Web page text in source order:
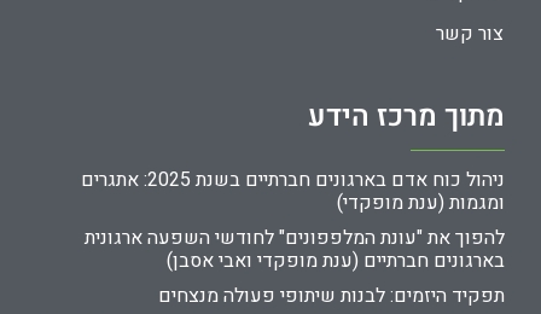
צור קשר
מתוך מרכז הידע
ניהול כוח אדם בארגונים חברתיים בשנת 2025: אתגרים
ומגמות (ענת מופקדי)
להפוך את "עונת המלפפונים" לחודשי השפעה ארגונית
בארגונים חברתיים (ענת מופקדי ואבי אסבן)
תפקיד היזמים: לבנות שיתופי פעולה מנצחים